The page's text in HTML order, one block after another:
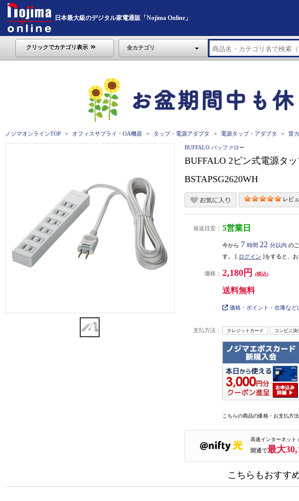
日本最大級のデジタル家電通販「Nojima Online」
クリックでカテゴリ表示 全カテゴリ
ノジマオンラインTOP オフィスサプライ・OA機器 タップ・電源アダプタ 電源タップ・アダプタ 雷
BUFFALO バッファロー
BUFFALO 2ピン式電源タ
BSTAPSG2620WH
レビ
発送目安： 5営業日
今から 7 時間 22 分以内 の
す。 [ ログイン ]をすると、
価格： 2,180円 (税込)
送料無料
価格・ポイント・在庫など
支払方法： クレジットカード コンビニ決
こちらの商品の価格・お支払方
高速インターネット
開通で最大
こちらもおすす